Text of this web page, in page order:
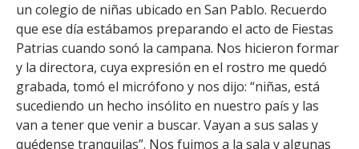
BIBLIOTECA
DEPARTAMENTOS
FACULTAD
Funcionarias/os
un colegio de niñas ubicado en San Pablo. Recuerdo
que ese día estábamos preparando el acto de Fiestas
Patrias cuando sonó la campana. Nos hicieron formar
y la directora, cuya expresión en el rostro me quedó
grabada, tomó el micrófono y nos dijo: “niñas, está
sucediendo un hecho insólito en nuestro país y las
van a tener que venir a buscar. Vayan a sus salas y
quédense tranquilas”. Nos fuimos a la sala y algunas